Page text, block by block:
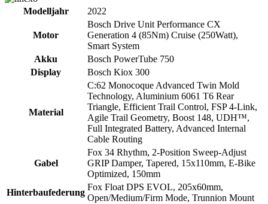
Modelljahr 2022
Motor
Bosch Drive Unit Performance CX
Generation 4 (85Nm) Cruise (250Watt),
Smart System
Akku
Bosch PowerTube 750
Display
Bosch Kiox 300
Material
C:62 Monocoque Advanced Twin Mold
Technology, Aluminium 6061 T6 Rear
Triangle, Efficient Trail Control, FSP 4-Link,
Agile Trail Geometry, Boost 148, UDH™,
Full Integrated Battery, Advanced Internal
Cable Routing
Gabel
Fox 34 Rhythm, 2-Position Sweep-Adjust
GRIP Damper, Tapered, 15x110mm, E-Bike
Optimized, 150mm
Hinterbaufederung
Fox Float DPS EVOL, 205x60mm,
Open/Medium/Firm Mode, Trunnion Mount